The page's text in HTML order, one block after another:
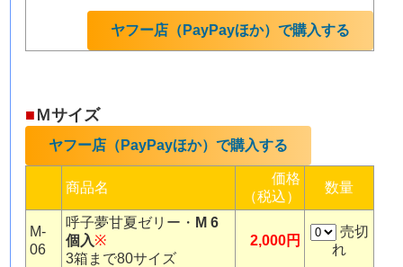
ヤフー店（PayPayほか）で購入する
■ Ｍサイズ
ヤフー店（PayPayほか）で購入する
商品名
価格
（税込）
数量
M-
06
呼子夢甘夏ゼリー・ M 6
個入※
3箱まで80サイズ
2,000円
売切
れ